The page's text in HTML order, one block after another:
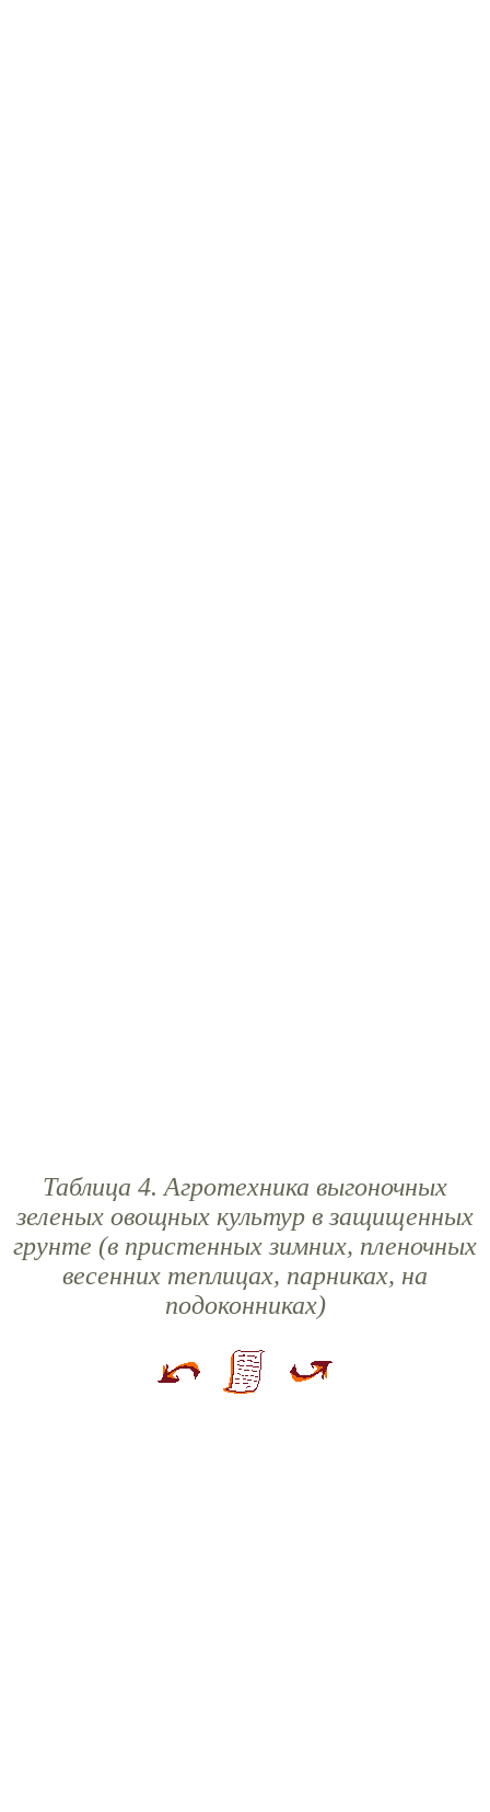
Таблица 4. Агротехника выгоночных
зеленых овощных культур в защищенных
грунте (в пристенных зимних, пленочных
весенних теплицах, парниках, на
подоконниках)